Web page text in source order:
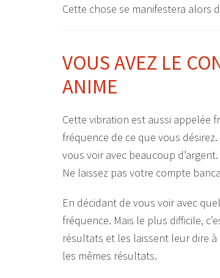
Cette chose se manifestera alors
VOUS AVEZ LE
ANIME
Cette vibration est aussi appelée
fréquence de ce que vous
vous voir avec beaucoup
Ne laissez pas votre compte
En décidant de vous voir avec
fréquence. Mais le plus difficile,
résultats et les laissent leur dire
les mêmes résultats.